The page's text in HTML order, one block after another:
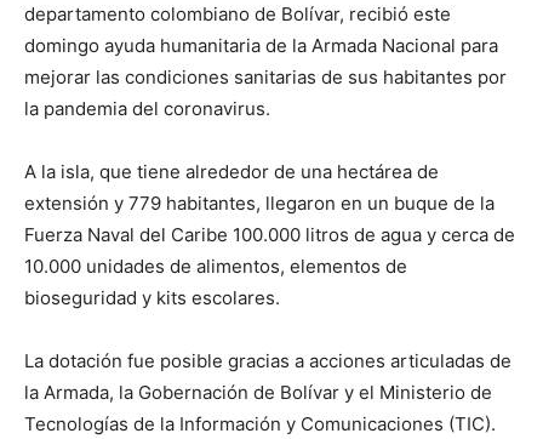
departamento colombiano de Bolívar, recibió este
domingo ayuda humanitaria de la Armada Nacional para
mejorar las condiciones sanitarias de sus habitantes por
la pandemia del coronavirus.
A la isla, que tiene alrededor de una hectárea de
extensión y 779 habitantes, llegaron en un buque de la
Fuerza Naval del Caribe 100.000 litros de agua y cerca de
10.000 unidades de alimentos, elementos de
bioseguridad y kits escolares.
La dotación fue posible gracias a acciones articuladas de
la Armada, la Gobernación de Bolívar y el Ministerio de
Tecnologías de la Información y Comunicaciones (TIC).